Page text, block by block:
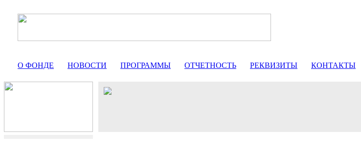
О ФОНДЕ НОВОСТИ ПРОГРАММЫ ОТЧЕТНОСТЬ РЕКВИЗИТЫ КОНТАКТЫ